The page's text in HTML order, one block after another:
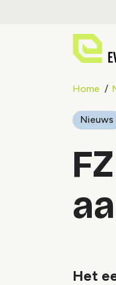
Home
Nieuws
Het